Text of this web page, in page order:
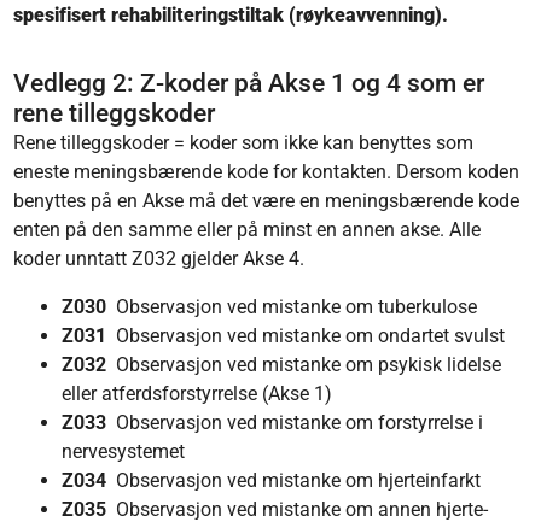
spesifisert rehabiliteringstiltak (røykeavvenning).
Vedlegg 2: Z-koder på Akse 1 og 4 som er
rene tilleggskoder
Rene tilleggskoder = koder som ikke kan benyttes som
eneste meningsbærende kode for kontakten. Dersom koden
benyttes på en Akse må det være en meningsbærende kode
enten på den samme eller på minst en annen akse. Alle
koder unntatt Z032 gjelder Akse 4.
Z030 Observasjon ved mistanke om tuberkulose
Z031 Observasjon ved mistanke om ondartet svulst
Z032 Observasjon ved mistanke om psykisk lidelse
eller atferdsforstyrrelse (Akse 1)
Z033 Observasjon ved mistanke om forstyrrelse i
nervesystemet
Z034 Observasjon ved mistanke om hjerteinfarkt
Z035 Observasjon ved mistanke om annen hjerte-